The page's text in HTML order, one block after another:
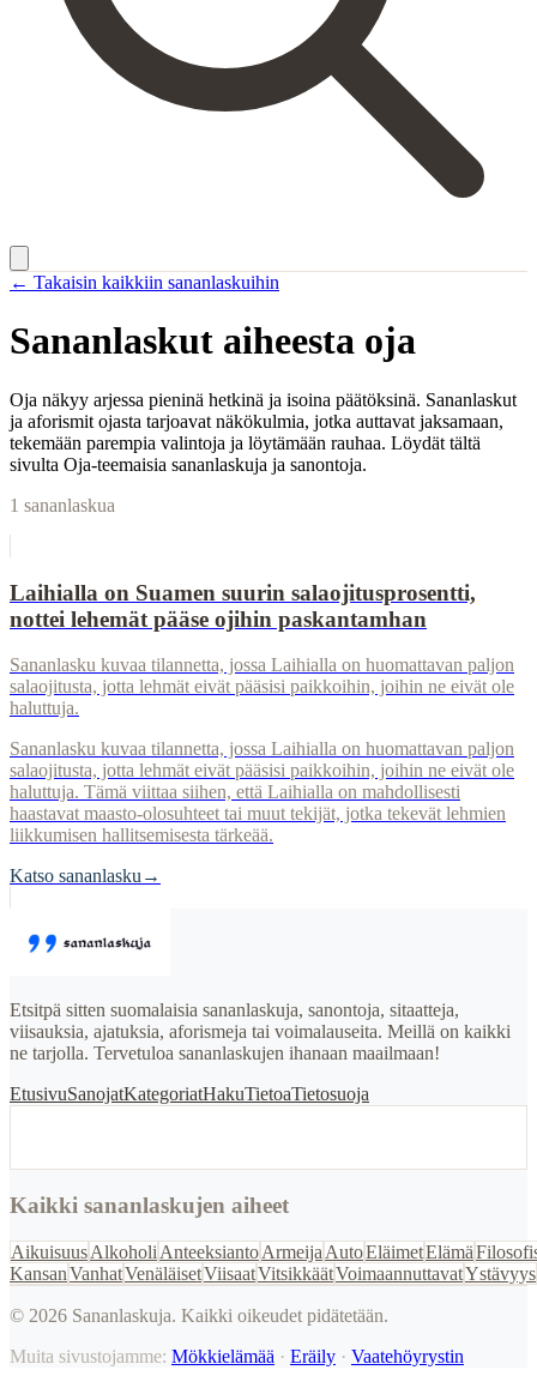
← Takaisin kaikkiin sananlaskuihin
Sananlaskut aiheesta oja
Oja näkyy arjessa pieninä hetkinä ja isoina päätöksinä. Sananlaskut
ja aforismit ojasta tarjoavat näkökulmia, jotka auttavat jaksamaan,
tekemään parempia valintoja ja löytämään rauhaa. Löydät tältä
sivulta Oja-teemaisia sananlaskuja ja sanontoja.
1 sananlaskua
Laihialla on Suamen suurin salaojitusprosentti,
nottei lehemät pääse ojihin paskantamhan
Sananlasku kuvaa tilannetta, jossa Laihialla on huomattavan paljon
salaojitusta, jotta lehmät eivät pääsisi paikkoihin, joihin ne eivät ole
haluttuja.
Sananlasku kuvaa tilannetta, jossa Laihialla on huomattavan paljon
salaojitusta, jotta lehmät eivät pääsisi paikkoihin, joihin ne eivät ole
haluttuja. Tämä viittaa siihen, että Laihialla on mahdollisesti
haastavat maasto-olosuhteet tai muut tekijät, jotka tekevät lehmien
liikkumisen hallitsemisesta tärkeää.
Katso sananlasku →
Etsitpä sitten suomalaisia sananlaskuja, sanontoja, sitaatteja,
viisauksia, ajatuksia, aforismeja tai voimalauseita. Meillä on kaikki
ne tarjolla. Tervetuloa sananlaskujen ihanaan maailmaan!
EtusivuSanojatKategoriatHakuTietoaTietosuoja
Kaikki sananlaskujen aiheet
AikuisuusAlkoholi AnteeksiantoArmeija AutoEläimetElämä
KansanVanhatVenäläisetViisaatVitsikkäätVoimaannuttavatYstävyys
© 2026 Sananlaskuja. Kaikki oikeudet pidätetään.
Muita sivustojamme: Mökkielämää · Eräily · Vaatehöyrystin